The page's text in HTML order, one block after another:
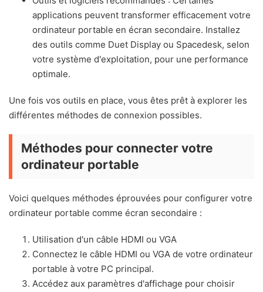
applications peuvent transformer efficacement votre
ordinateur portable en écran secondaire. Installez
des outils comme Duet Display ou Spacedesk, selon
votre système d'exploitation, pour une performance
optimale.
Une fois vos outils en place, vous êtes prêt à explorer les
différentes méthodes de connexion possibles.
Méthodes pour connecter votre
ordinateur portable
Voici quelques méthodes éprouvées pour configurer votre
ordinateur portable comme écran secondaire :
Utilisation d'un câble HDMI ou VGA
Connectez le câble HDMI ou VGA de votre ordinateur
portable à votre PC principal.
Accédez aux paramètres d'affichage pour choisir